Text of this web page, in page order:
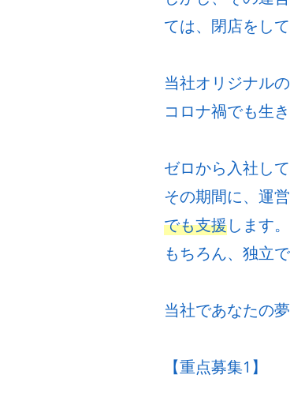
ては、閉店をして
当社オリジナル
コロナ禍でも生
ゼロから入社して
その期間に、運
でも支援します。
もちろん、独立
当社であなたの
【重点募集1】